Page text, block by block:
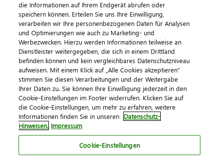
© 2026 DATEV eG
ImpressumDatenschutzAGB Kontakt
Cookie-Einstellungen
die Informationen auf Ihrem Endgerät abrufen oder
speichern können. Erteilen Sie uns Ihre Einwilligung,
verarbeiten wir Ihre personenbezogenen Daten für Analysen
und Optimierungen wie auch zu Marketing- und
Werbezwecken. Hierzu werden Informationen teilweise an
Dienstleister weitergegeben, die sich in einem Drittland
befinden können und kein vergleichbares Datenschutzniveau
aufweisen. Mit einem Klick auf „Alle Cookies akzeptieren"
stimmen Sie diesen Verarbeitungen und der Weitergabe
Ihrer Daten zu. Sie können Ihre Einwilligung jederzeit in den
Cookie-Einstellungen im Footer widerrufen. Klicken Sie auf
die Cookie-Einstellungen, um mehr zu erfahren, weitere
Informationen finden Sie in unseren Datenschutz-
Hinweisen. Impressum
Cookie-Einstellungen